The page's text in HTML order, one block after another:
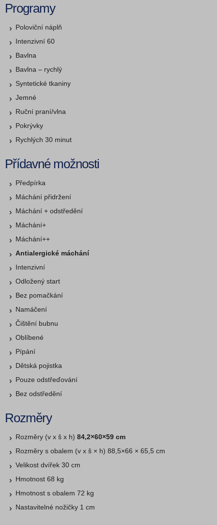
Programy
Poloviční náplň
Intenzivní 60
Bavlna
Bavlna – rychlý
Syntetické tkaniny
Jemné
Ruční praní/vlna
Pokrývky
Rychlých 30 minut
Přídavné možnosti
Předpírka
Máchání přidržení
Máchání + odstředění
Máchání+
Máchání++
Antialergické máchání
Intenzivní
Odložený start
Bez pomačkání
Namáčení
Čištění bubnu
Oblíbené
Pípání
Dětská pojistka
Pouze odstřeďování
Bez odstředění
Rozměry
Rozměry (v x š x h) 84,2×60×59 cm
Rozměry s obalem (v x š × h) 88,5×66 × 65,5 cm
Velikost dvířek 30 cm
Hmotnost 68 kg
Hmotnost s obalem 72 kg
Nastavitelné nožičky 1 cm